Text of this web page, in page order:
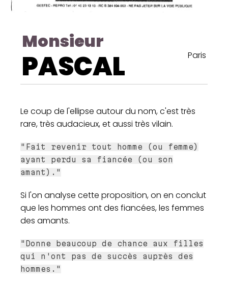
Monsieur
PASCAL Paris
Le coup de l'ellipse autour du nom, c'est très
rare, très audacieux, et aussi très vilain.
"Fait revenir tout homme (ou femme)
ayant perdu sa fiancée (ou son
amant)."
Si l'on analyse cette proposition, on en conclut
que les hommes ont des fiancées, les femmes
des amants.
"Donne beaucoup de chance aux filles
qui n'ont pas de succès auprès des
hommes."